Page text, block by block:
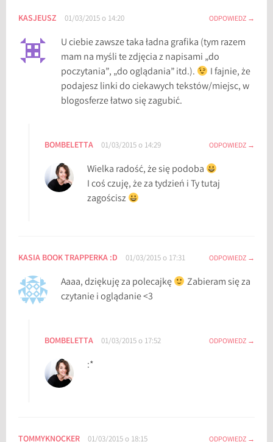
KASJEUSZ 01/03/2015 o 14:20 ODPOWIEDZ
U ciebie zawsze taka ładna grafika (tym razem
mam na myśli te zdjęcia z napisami „do
poczytania”, „do oglądania” itd.).
I fajnie, że
podajesz linki do ciekawych tekstów/miejsc, w
blogosferze łatwo się zagubić.
BOMBELETTA 01/03/2015 o 14:29 ODPOWIEDZ
Wielka radość, że się podoba
I coś czuję, że za tydzień i Ty tutaj
zagościsz
KASIA BOOK TRAPPERKA :D 01/03/2015 o 17:31 ODPOWIEDZ
Aaaa, dziękuję za polecajkę
Zabieram się za
czytanie i oglądanie <3
BOMBELETTA 01/03/2015 o 17:52 ODPOWIEDZ
:*